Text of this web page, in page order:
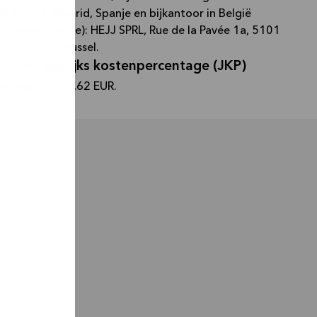
Monte, Madrid, Spanje en bijkantoor in België
HEJJ SPRL, Rue de la Pavée 1a, 5101
, 1000 Brussel.
jaarlijks kostenpercentage (JKP)
11.260,62 EUR.